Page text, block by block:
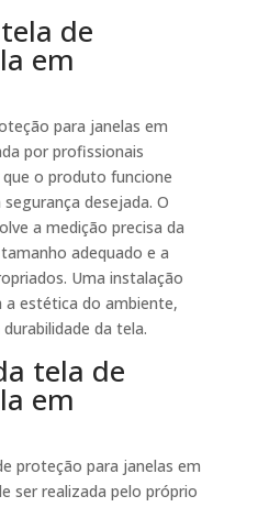
de
em
para janelas em
por profissionais
o produto funcione
desejada. O
a medição precisa da
adequado e a
Uma instalação
estética do ambiente,
da tela.
tela de
em
proteção para janelas em
ser realizada pelo próprio